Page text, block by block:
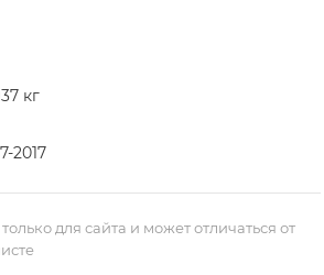
кг
2017
для сайта и может отличаться от